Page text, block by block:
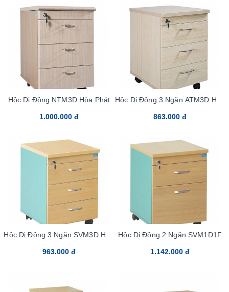
Hộc Di Động NTM3D Hòa Phát
1.000.000 đ
Hộc Di Động 3 Ngăn ATM3D Hòa
863.000 đ
Hộc Di Động 3 Ngăn SVM3D Hòa
963.000 đ
Hộc Di Động 2 Ngăn SVM1D1F
1.142.000 đ